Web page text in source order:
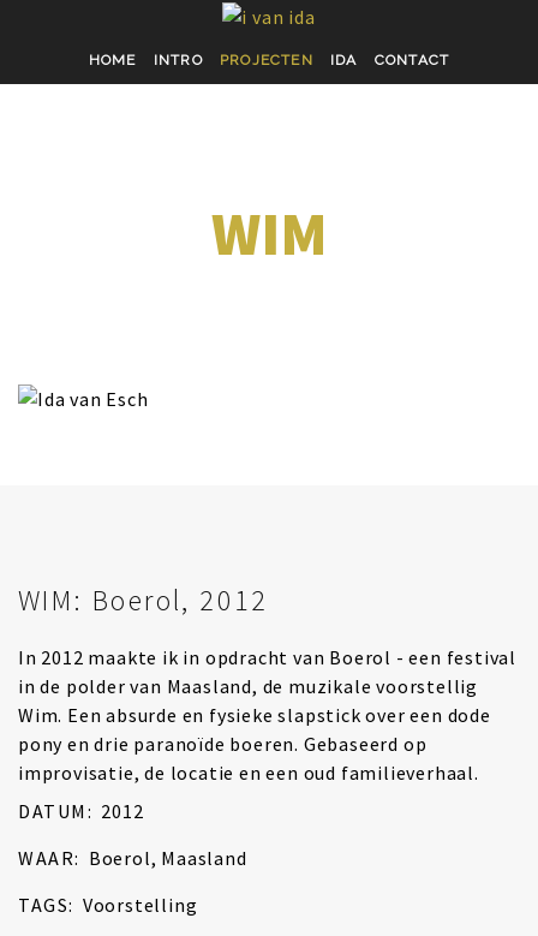
HOME INTRO PROJECTEN IDA CONTACT
WIM
WIM: Boerol, 2012
In 2012 maakte ik in opdracht van Boerol - een festival
in de polder van Maasland, de muzikale voorstellig
Wim. Een absurde en fysieke slapstick over een dode
pony en drie paranoïde boeren. Gebaseerd op
improvisatie, de locatie en een oud familieverhaal.
DATUM: 2012
WAAR: Boerol, Maasland
TAGS: Voorstelling